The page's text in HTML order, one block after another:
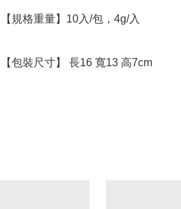
  【包裝尺寸】 長16 寬13 高7cm